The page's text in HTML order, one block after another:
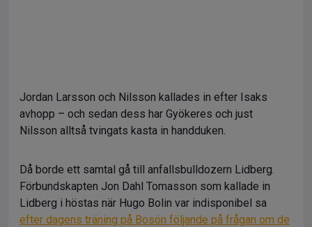
Jordan Larsson och Nilsson kallades in efter Isaks
avhopp – och sedan dess har Gyökeres och just
Nilsson alltså tvingats kasta in handduken.
Då borde ett samtal gå till anfallsbulldozern Lidberg.
Förbundskapten Jon Dahl Tomasson som kallade in
Lidberg i höstas när Hugo Bolin var indisponibel sa
efter dagens träning på Bosön följande på frågan om de